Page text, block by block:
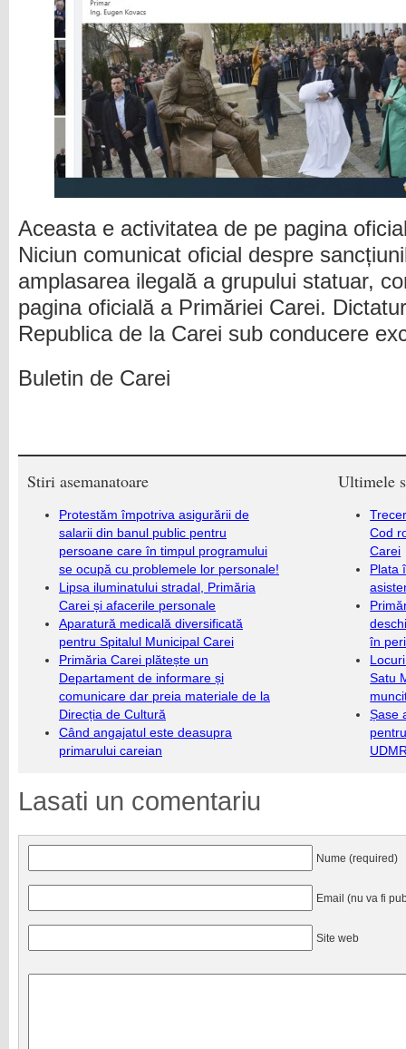
Aceasta e activitatea de pe pagina
Niciun comunicat oficial despre
amplasarea ilegală a grupului statuar,
pagina oficială a Primăriei Carei.
Republica de la Carei sub conducere
Buletin de Carei
Stiri asemanatoare
Protestăm împotriva asigurării de
salarii din banul public pentru
persoane care în timpul programului
se ocupă cu problemele lor personale!
Lipsa iluminatului stradal, Primăria
Carei și afacerile personale
Aparatură medicală diversificată
pentru Spitalul Municipal Carei
Primăria Carei plătește un
Departament de informare și
comunicare dar preia materiale de la
Direcția de Cultură
Când angajatul este deasupra
primarului careian
Ultimele
Cod
Carei
Plata
în
Satu
Șase
Lasati un comentariu
Nume (required)
Email (nu va fi
Site web